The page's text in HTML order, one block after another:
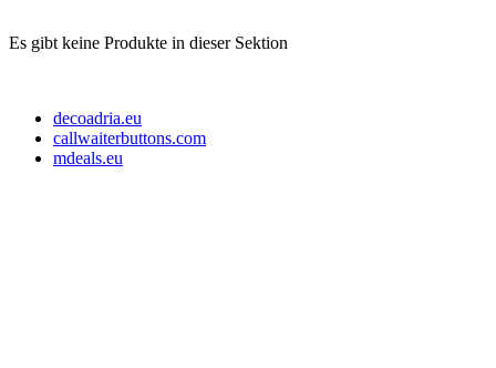
Es gibt keine Produkte in dieser Sektion
decoadria.eu
callwaiterbuttons.com
mdeals.eu